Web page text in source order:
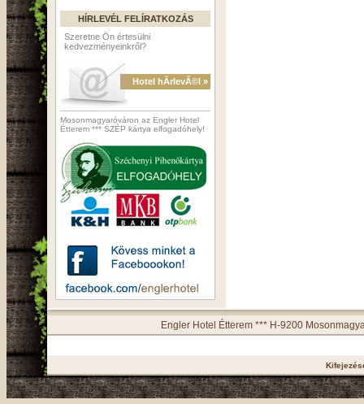
HÍRLEVÉL FELÍRATKOZÁS
Szeretne Ön értesülni
kedvezményeinkről?
Hotel hĂ­rlevĂ©l »
Mosonmagyaróváron az Engler Hotel
Étterem *** SZÉP kártya elfogadóhely!
Engler Hotel Étterem *** H-9200